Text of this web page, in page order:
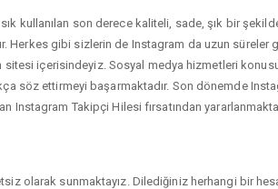
kullanılan son derece kaliteli, sade, şık bir
Herkes gibi sizlerin de Instagram da uzun
sitesi içerisindeyiz. Sosyal medya hizmetleri
söz ettirmeyi başarmaktadır. Son dönemde
Instagram Takipçi Hilesi fırsatından
olarak sunmaktayız. Dilediğiniz herhangi bir